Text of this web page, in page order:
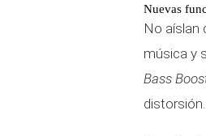
Nuevas
No aíslan
música y
Bass
distorsión.